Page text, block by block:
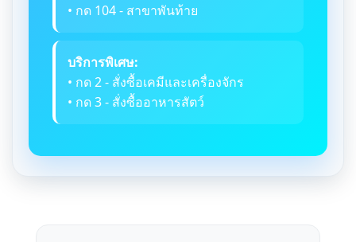
• กด 104 - สาขาพันท้าย
บริการพิเศษ:
• กด 2 - สั่งซื้อเคมีและเครื่องจักร
• กด 3 - สั่งซื้ออาหารสัตว์